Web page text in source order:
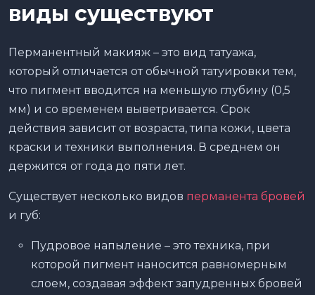
виды существуют
Перманентный макияж – это вид татуажа,
который отличается от обычной татуировки тем,
что пигмент вводится на меньшую глубину (0,5
мм) и со временем выветривается. Срок
действия зависит от возраста, типа кожи, цвета
краски и техники выполнения. В среднем он
держится от года до пяти лет.
Существует несколько видов перманента бровей
и губ:
Пудровое напыление – это техника, при
которой пигмент наносится равномерным
слоем, создавая эффект запудренных бровей